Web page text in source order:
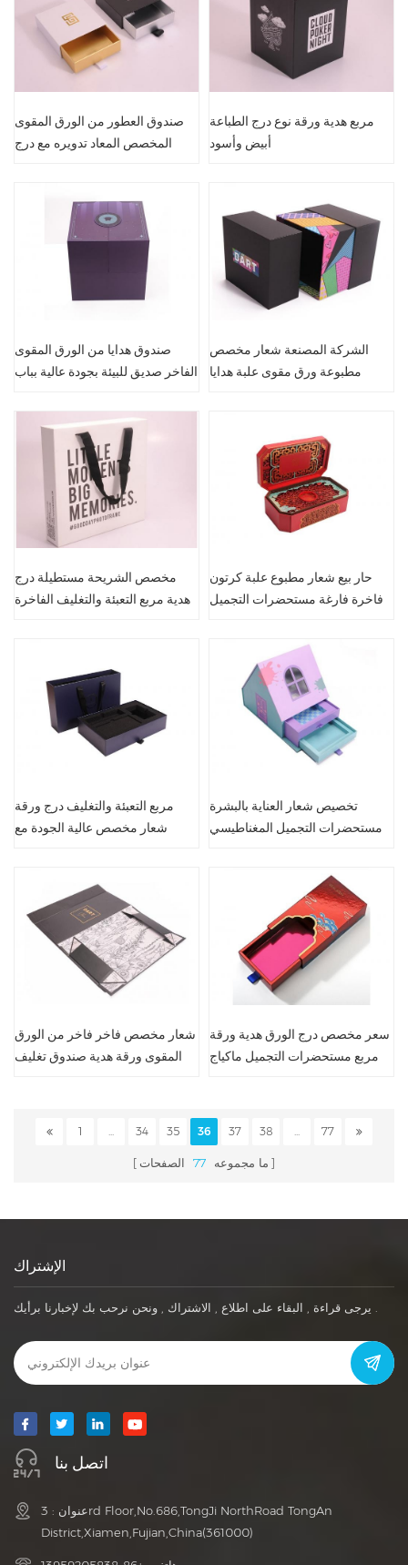
صندوق العطور من الورق المقوى
المخصص المعاد تدويره مع درج
مربع هدية ورقة نوع درج الطباعة
أبيض وأسود
صندوق هدايا من الورق المقوى
الفاخر صديق للبيئة بجودة عالية بباب
الشركة المصنعة شعار مخصص
مطبوعة ورق مقوى علبة هدايا
مخصص الشريحة مستطيلة درج
هدية مربع التعبئة والتغليف الفاخرة
حار بيع شعار مطبوع علبة كرتون
فاخرة فارغة مستحضرات التجميل
مربع التعبئة والتغليف درج ورقة
شعار مخصص عالية الجودة مع
تخصيص شعار العناية بالبشرة
مستحضرات التجميل المغناطيسي
شعار مخصص فاخر فاخر من الورق
المقوى ورقة هدية صندوق تغليف
سعر مخصص درج الورق هدية ورقة
مربع مستحضرات التجميل ماكياج
1 34 35 36 37 38 77
ما مجموعه 77 الصفحات
الإشتراك
اتصل بنا
عنوان : 3rd Floor,No.686,TongJi NorthRoad TongAn
District,Xiamen,Fujian,China(361000)